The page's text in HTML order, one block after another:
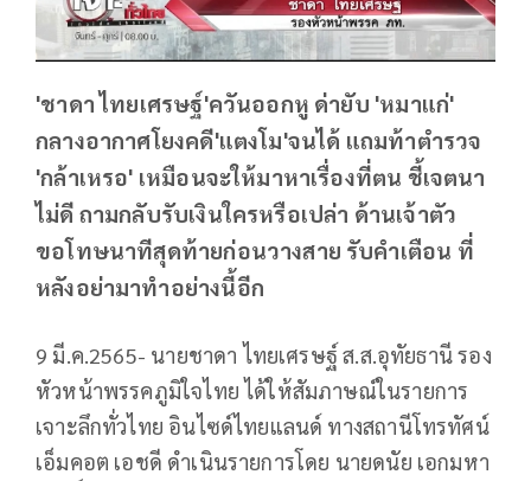
'ชาดา ไทยเศรษฐ์'ควันออกหู ด่ายับ 'หมาแก่'
กลางอากาศโยงคดี'แตงโม'จนได้ แถมท้าตำรวจ
'กล้าเหรอ' เหมือนจะให้มาหาเรื่องที่ตน ชี้เจตนา
ไม่ดี ถามกลับรับเงินใครหรือเปล่า ด้านเจ้าตัว
ขอโทษนาทีสุดท้ายก่อนวางสาย รับคำเตือน ที่
หลังอย่ามาทำอย่างนี้อีก
9 มี.ค.2565- นายชาดา ไทยเศรษฐ์ ส.ส.อุทัยธานี รอง
หัวหน้าพรรคภูมิใจไทย ได้ให้สัมภาษณ์ในรายการ
เจาะลึกทั่วไทย อินไซด์ไทยแลนด์ ทางสถานีโทรทัศน์
เอ็มคอต เอชดี ดำเนินรายการโดย นายดนัย เอกมหา